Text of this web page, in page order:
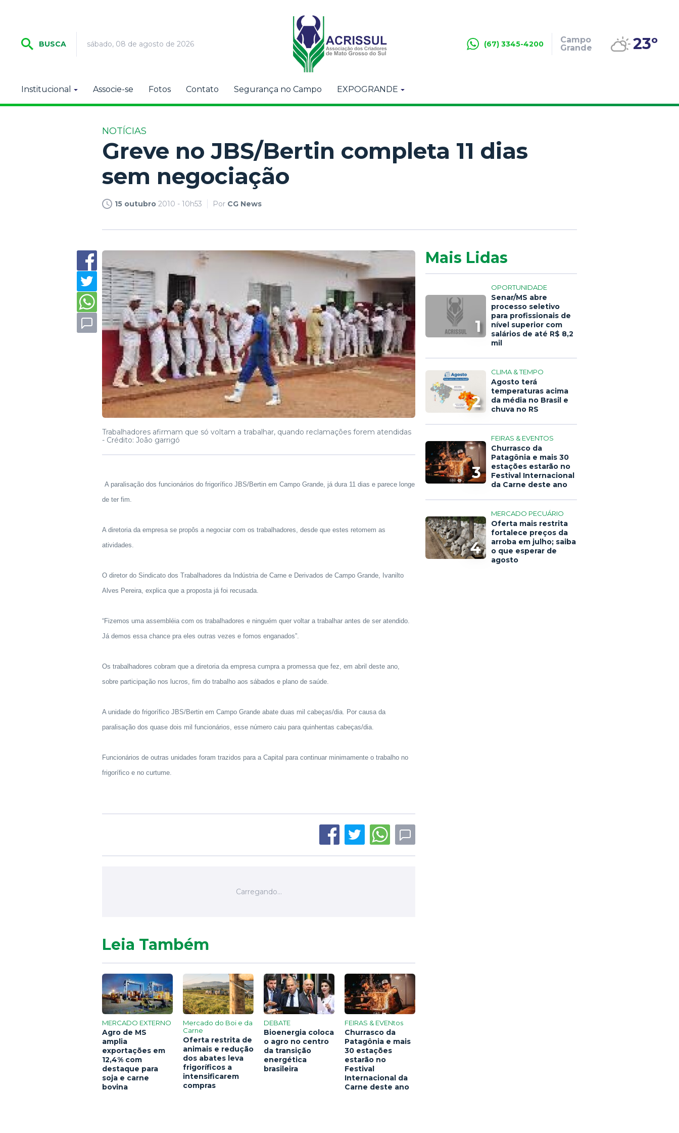
BUSCA sábado, 08 de agosto de 2026 (67) 3345-4200
Campo
Grande
23º
Institucional Associe-se Fotos Contato Segurança no Campo EXPOGRANDE
NOTÍCIAS
Greve no JBS/Bertin completa 11 dias
sem negociação
15 outubro 2010 - 10h53 Por CG News
Trabalhadores afirmam que só voltam a trabalhar, quando reclamações forem atendidas
- Crédito: João garrigó
A paralisação dos funcionários do frigorífico JBS/Bertin em Campo Grande, já dura 11 dias e parece longe
de ter fim.
A diretoria da empresa se propôs a negociar com os trabalhadores, desde que estes retomem as
atividades.
O diretor do Sindicato dos Trabalhadores da Indústria de Carne e Derivados de Campo Grande, Ivanilto
Alves Pereira, explica que a proposta já foi recusada.
“Fizemos uma assembléia com os trabalhadores e ninguém quer voltar a trabalhar antes de ser atendido.
Já demos essa chance pra eles outras vezes e fomos enganados”.
Os trabalhadores cobram que a diretoria da empresa cumpra a promessa que fez, em abril deste ano,
sobre participação nos lucros, fim do trabalho aos sábados e plano de saúde.
A unidade do frigorífico JBS/Bertin em Campo Grande abate duas mil cabeças/dia. Por causa da
paralisação dos quase dois mil funcionários, esse número caiu para quinhentas cabeças/dia.
Funcionários de outras unidades foram trazidos para a Capital para continuar minimamente o trabalho no
frigorífico e no curtume.
Mais Lidas
1
OPORTUNIDADE
Senar/MS abre
processo seletivo
para profissionais de
nível superior com
salários de até R$ 8,2
mil
2
CLIMA & TEMPO
Agosto terá
temperaturas acima
da média no Brasil e
chuva no RS
3
FEIRAS & EVENTOS
Churrasco da
Patagônia e mais 30
estações estarão no
Festival Internacional
da Carne deste ano
4
MERCADO PECUÁRIO
Oferta mais restrita
fortalece preços da
arroba em julho; saiba
o que esperar de
agosto
Leia Também
MERCADO EXTERNO
Agro de MS
amplia
exportações em
12,4% com
destaque para
soja e carne
bovina
Mercado do Boi e da
Carne
Oferta restrita de
animais e redução
dos abates leva
frigoríficos a
intensificarem
compras
DEBATE
Bioenergia coloca
o agro no centro
da transição
energética
brasileira
FEIRAS & EVENtos
Churrasco da
Patagônia e mais
30 estações
estarão no
Festival
Internacional da
Carne deste ano